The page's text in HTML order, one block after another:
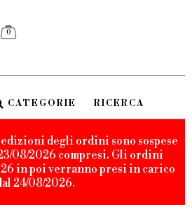
0
CATEGORIE RICERCA
degli ordini sono sospese
08/2026 compresi. Gli ordini
in poi verranno presi in carico
24/08/2026.